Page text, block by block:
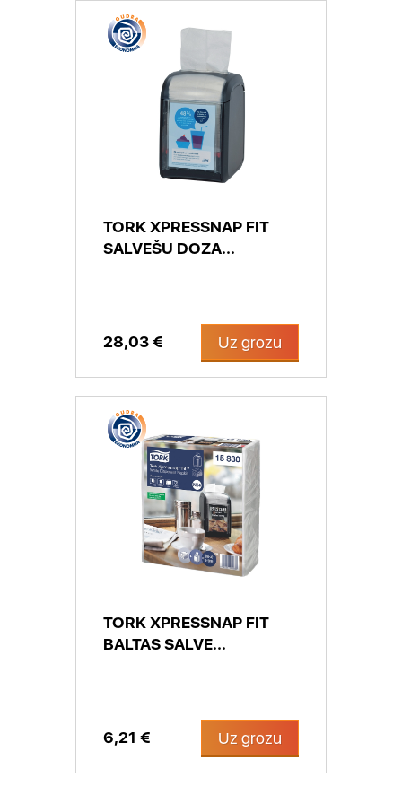
TORK XPRESSNAP FIT
SALVEŠU DOZA...
28,03 € Uz grozu
TORK XPRESSNAP FIT
BALTAS SALVE...
6,21 € Uz grozu